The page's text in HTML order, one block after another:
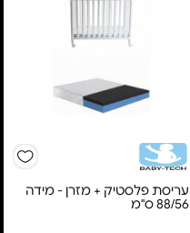
עריסת פלסטיק + מזרן - מידה
88/56 ס"מ